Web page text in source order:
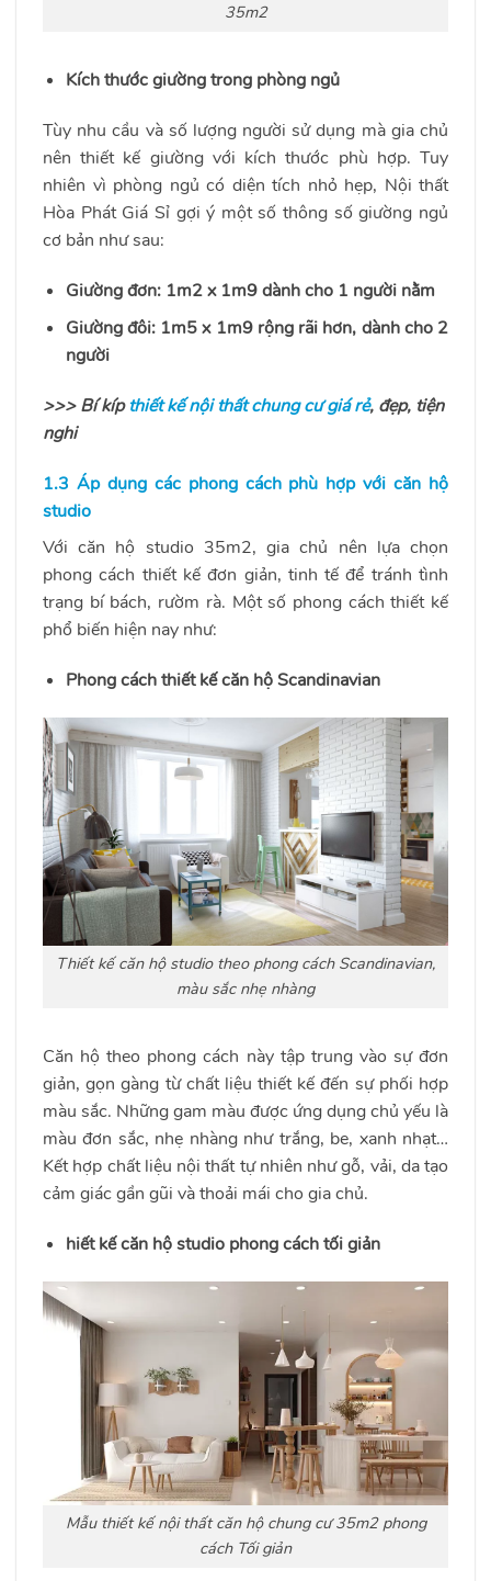
35m2
Kích thước giường trong phòng ngủ
Tùy nhu cầu và số lượng người sử dụng mà gia chủ
nên thiết kế giường với kích thước phù hợp. Tuy
nhiên vì phòng ngủ có diện tích nhỏ hẹp, Nội thất
Hòa Phát Giá Sỉ gợi ý một số thông số giường ngủ
cơ bản như sau:
Giường đơn: 1m2 x 1m9 dành cho 1 người nằm
Giường đôi: 1m5 x 1m9 rộng rãi hơn, dành cho 2
người
>>> Bí kípthiết kế nội thất chung cư giá rẻ, đẹp, tiện
nghi
1.3 Áp dụng các phong cách phù hợp với căn hộ
studio
Với căn hộ studio 35m2, gia chủ nên lựa chọn
phong cách thiết kế đơn giản, tinh tế để tránh tình
trạng bí bách, rườm rà. Một số phong cách thiết kế
phổ biến hiện nay như:
Phong cách thiết kế căn hộ Scandinavian
Thiết kế căn hộ studio theo phong cách Scandinavian,
màu sắc nhẹ nhàng
Căn hộ theo phong cách này tập trung vào sự đơn
giản, gọn gàng từ chất liệu thiết kế đến sự phối hợp
màu sắc. Những gam màu được ứng dụng chủ yếu là
màu đơn sắc, nhẹ nhàng như trắng, be, xanh nhạt…
Kết hợp chất liệu nội thất tự nhiên như gỗ, vải, da tạo
cảm giác gần gũi và thoải mái cho gia chủ.
hiết kế căn hộ studio phong cách tối giản
Mẫu thiết kế nội thất căn hộ chung cư 35m2 phong
cách Tối giản